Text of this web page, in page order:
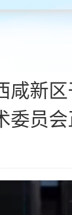
咸新
委员